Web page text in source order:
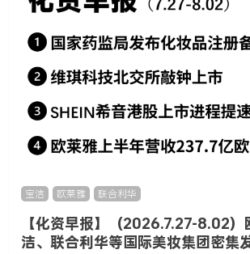
宝洁 欧莱雅 联合利华
【化资早报】（2026.7.27-8.02）
洁、联合利华等国际美妆集团密集